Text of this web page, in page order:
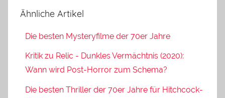
Ähnliche Artikel
Die besten Mysteryfilme der 70er Jahre
Kritik zu Relic - Dunkles Vermächtnis (2020):
Wann wird Post-Horror zum Schema?
Die besten Thriller der 70er Jahre für Hitchcock-